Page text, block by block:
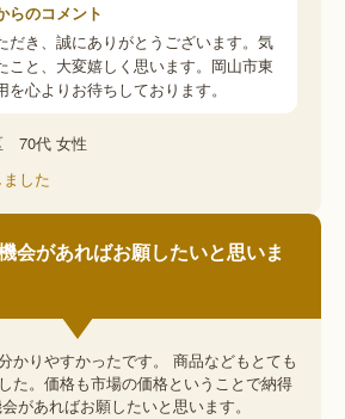
らのコメント
だき、誠にありがとうございます。気
こと、大変嬉しく思います。岡山市東
心よりお待ちしております。
70代 女性
した
会があればお願したいと思いま
かりやすかったです。 商品などもとても
た。価格も市場の価格ということで納得
があればお願したいと思います。